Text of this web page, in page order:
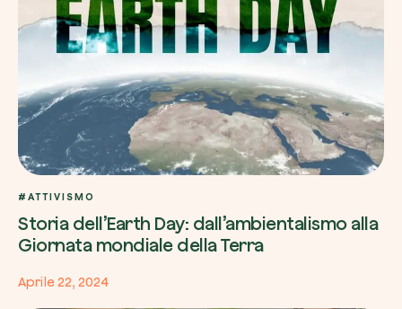
#ATTIVISMO
Storia dell’Earth Day: dall’ambientalismo alla
Giornata mondiale della Terra
Aprile 22, 2024